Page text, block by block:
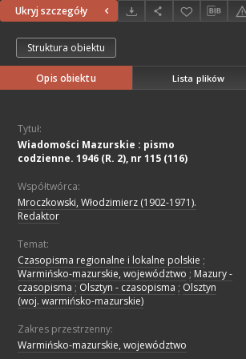
Ukryj szczegóły
Struktura obiektu
Opis obiektu Lista plików
Tytuł:
Wiadomości Mazurskie : pismo
codzienne. 1946 (R. 2), nr 115 (116)
Współtwórca:
Mroczkowski, Włodzimierz (1902-1971).
Redaktor
Temat:
Czasopisma regionalne i lokalne polskie ;
Warmińsko-mazurskie, województwo ; Mazury -
czasopisma ; Olsztyn - czasopisma ; Olsztyn
(woj. warmińsko-mazurskie)
Zakres przestrzenny:
Warmińsko-mazurskie, województwo